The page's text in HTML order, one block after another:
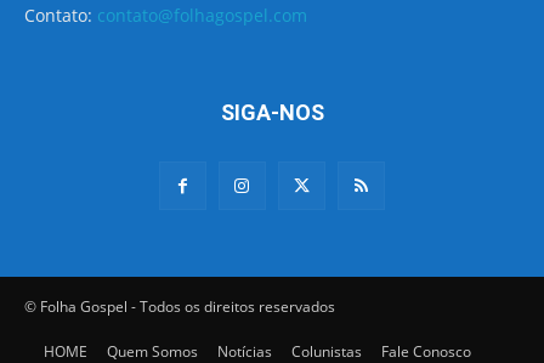
Contato: contato@folhagospel.com
SIGA-NOS
© Folha Gospel - Todos os direitos reservados
HOME Quem Somos Notícias Colunistas
Fale Conosco